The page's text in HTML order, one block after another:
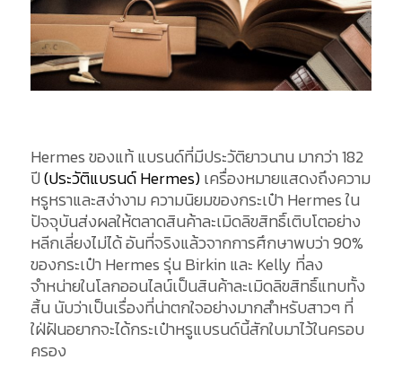
Hermes ของแท้ แบรนด์ที่มีประวัติยาวนาน มากว่า 182
ปี(ประวัติแบรนด์ Hermes)เครื่องหมายแสดงถึงความ
หรูหราและสง่างาม ความนิยมของกระเป๋า Hermes ใน
ปัจจุบันส่งผลให้ตลาดสินค้าละเมิดลิขสิทธิ์เติบโตอย่าง
หลีกเลี่ยงไม่ได้ อันที่จริงแล้วจากการศึกษาพบว่า 90%
ของกระเป๋า Hermes รุ่น Birkin และ Kelly ที่ลง
จำหน่ายในโลกออนไลน์เป็นสินค้าละเมิดลิขสิทธิ์แทบทั้ง
สิ้น นับว่าเป็นเรื่องที่น่าตกใจอย่างมากสำหรับสาวๆ ที่
ใฝ่ฝันอยากจะได้กระเป๋าหรูแบรนด์นี้สักใบมาไว้ในครอบ
ครอง